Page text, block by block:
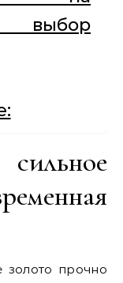
выбор
золото прочно